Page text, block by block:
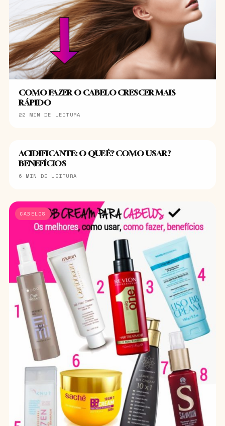
COMO FAZER O CABELO CRESCER MAIS
RÁPIDO
22 MIN DE LEITURA
CABELOS
ACIDIFICANTE: O QUE É? COMO USAR?
BENEFÍCIOS
6 MIN DE LEITURA
CABELOS